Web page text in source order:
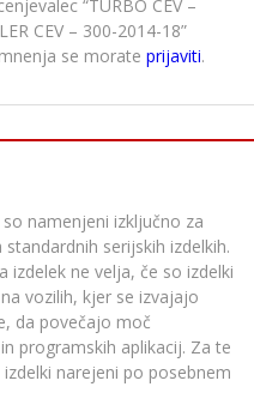
“TURBO CEV –
CEV – 300-2014-18”
se morate prijaviti.
so namenjeni izključno za
serijskih izdelkih.
izdelek ne velja, če so izdelki
vozilih, kjer se izvajajo
da povečajo moč
programskih aplikacij. Za te
narejeni po posebnem